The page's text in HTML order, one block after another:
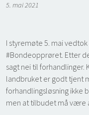
5. mai 2021
I styremøte 5. mai
#Bondeopprøret. Etter
sagt nei til forhandlinger.
landbruket er godt tjent
forhandlingsløsning ikke
men at tilbudet må være